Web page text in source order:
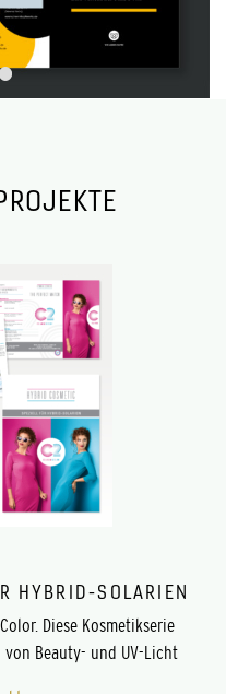
HYBRID-SOLARIEN
Diese Kosmetikserie
Beauty- und UV-Licht